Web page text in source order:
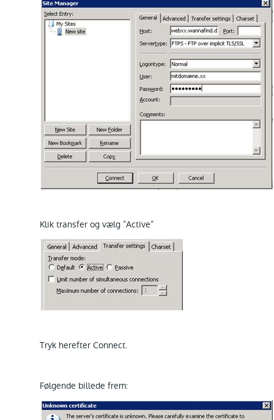
Klik transfer og vælg ”Active”
Tryk herefter Connect.
Følgende billede frem: